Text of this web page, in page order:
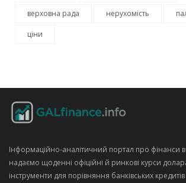
верховна рада нерухомість
ціни
Інформаційно‑аналітичний портал про фінанси в
надаємо щоденні офіційні й ринкові курси
інструменти для порівняння банківських кредитів